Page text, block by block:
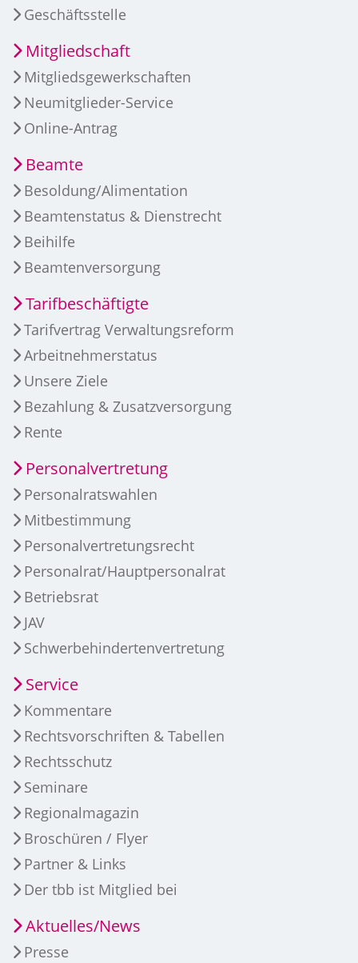
Geschäftsstelle
Mitgliedschaft
Mitgliedsgewerkschaften
Neumitglieder-Service
Online-Antrag
Beamte
Besoldung/Alimentation
Beamtenstatus & Dienstrecht
Beihilfe
Beamtenversorgung
Tarifbeschäftigte
Tarifvertrag Verwaltungsreform
Arbeitnehmerstatus
Unsere Ziele
Bezahlung & Zusatzversorgung
Rente
Personalvertretung
Personalratswahlen
Mitbestimmung
Personalvertretungsrecht
Personalrat/Hauptpersonalrat
Betriebsrat
JAV
Schwerbehindertenvertretung
Service
Kommentare
Rechtsvorschriften & Tabellen
Rechtsschutz
Seminare
Regionalmagazin
Broschüren / Flyer
Partner & Links
Der tbb ist Mitglied bei
Aktuelles/News
Presse